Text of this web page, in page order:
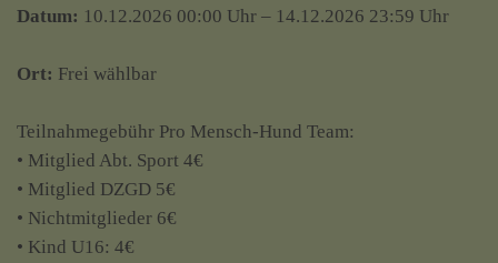
Datum: 10.12.2026 00:00 Uhr – 14.12.2026 23:59 Uhr
Ort: Frei wählbar
Teilnahmegebühr Pro Mensch-Hund Team:
• Mitglied Abt. Sport 4€
• Mitglied DZGD 5€
• Nichtmitglieder 6€
• Kind U16: 4€